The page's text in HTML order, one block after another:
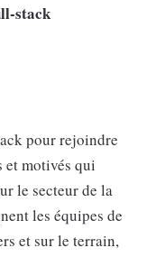
stack
pour rejoindre
et motivés qui
le secteur de la
les équipes de
et sur le terrain,